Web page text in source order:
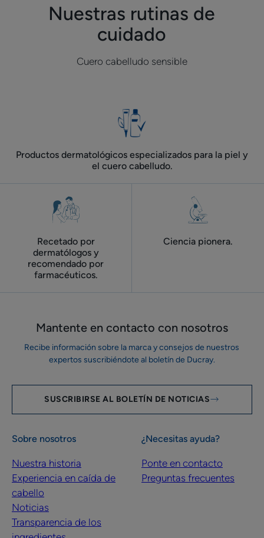
Nuestras rutinas de
cuidado
Cuero cabelludo sensible
Productos dermatológicos especializados para la piel y
el cuero cabelludo.
Recetado por
dermatólogos y
recomendado por
farmacéuticos.
Ciencia pionera.
Mantente en contacto con nosotros
Recibe información sobre la marca y consejos de nuestros
expertos suscribiéndote al boletín de Ducray.
SUSCRIBIRSE AL BOLETÍN DE NOTICIAS
Sobre nosotros
Nuestra historia
Experiencia en caída de
cabello
Noticias
Transparencia de los
¿Necesitas ayuda?
Ponte en contacto
Preguntas frecuentes